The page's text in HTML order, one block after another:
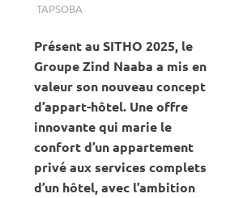
TAPSOBA
Présent au SITHO 2025, le
Groupe Zind Naaba a mis en
valeur son nouveau concept
d’appart-hôtel. Une offre
innovante qui marie le
confort d’un appartement
privé aux services complets
d’un hôtel, avec l’ambition